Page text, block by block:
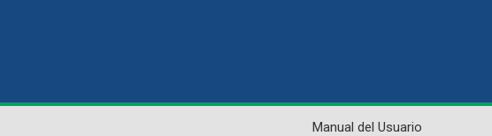
Manual del Usuario